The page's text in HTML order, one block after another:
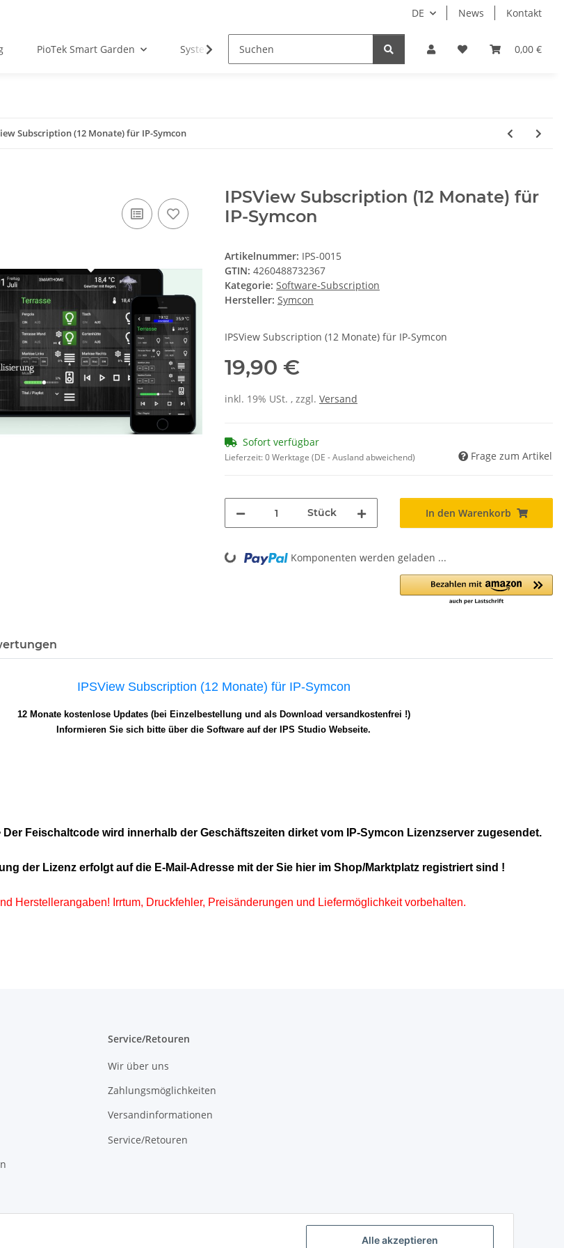
Alle akzeptieren
DE News Kontakt
0,00 €
PioTek Smart Garden System Matter System HomeAssistant PioTek Smart Home
Subscription (12 Monate) für IP-Symcon
IPSView Subscription (12 Monate) für
IP-Symcon
Artikelnummer: IPS-0015
GTIN: 4260488732367
Kategorie: Software-Subscription
Hersteller: Symcon
IPSView Subscription (12 Monate) für IP-Symcon
19,90 €
inkl. 19% USt. , zzgl. Versand
Sofort verfügbar
Lieferzeit:0 Werktage (DE - Ausland abweichend) Frage zum Artikel
Stück In den Warenkorb
Loading... Komponenten werden geladen ...
IPSView Subscription (12 Monate) für IP-Symcon
12 Monate kostenlose Updates (bei Einzelbestellung und als Download versandkostenfrei !)
Informieren Sie sich bitte über die Software auf der IPS Studio Webseite.
Der Feischaltcode wird innerhalb der Geschäftszeiten dirket vom IP-Symcon Lizenzserver zugesendet.
der Lizenz erfolgt auf die E-Mail-Adresse mit der Sie hier im Shop/Marktplatz registriert sind !
Herstellerangaben! Irrtum, Druckfehler, Preisänderungen und Liefermöglichkeit vorbehalten.
Service/Retouren
Wir über uns
Zahlungsmöglichkeiten
Versandinformationen
Service/Retouren